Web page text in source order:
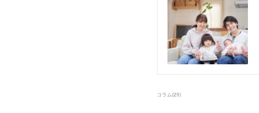
コラム(25)